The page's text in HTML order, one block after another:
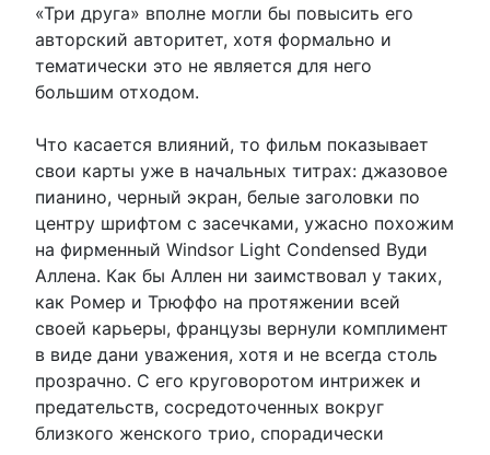
«Три друга» вполне могли бы повысить его
авторский авторитет, хотя формально и
тематически это не является для него
большим отходом.
Что касается влияний, то фильм показывает
свои карты уже в начальных титрах: джазовое
пианино, черный экран, белые заголовки по
центру шрифтом с засечками, ужасно похожим
на фирменный Windsor Light Condensed Вуди
Аллена. Как бы Аллен ни заимствовал у таких,
как Ромер и Трюффо на протяжении всей
своей карьеры, французы вернули комплимент
в виде дани уважения, хотя и не всегда столь
прозрачно. С его круговоротом интрижек и
предательств, сосредоточенных вокруг
близкого женского трио, спорадически